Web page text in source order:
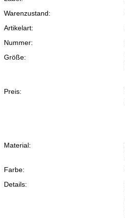
Warenzustand:
Artikelart:
Nummer:
Größe:
Preis:
Material:
Farbe:
Details: